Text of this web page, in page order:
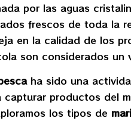
por las aguas
frescos de toda la
en la calidad de los
son considerados
ha sido una
productos del
los tipos de